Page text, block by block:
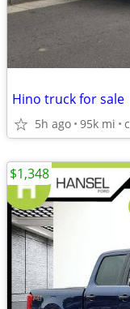
Hino truck for sale
5h ago 95k mi
$1,348